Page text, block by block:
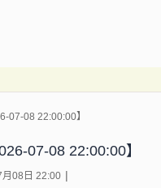
07-08 22:00:00】
07-08 22:00:00】
月08日 22:00